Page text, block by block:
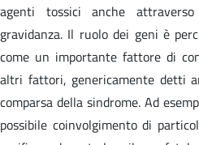
agenti tossici anche
gravidanza. Il ruolo dei geni è
come un importante fattore di
altri fattori, genericamente detti
comparsa della sindrome. Ad
possibile coinvolgimento di